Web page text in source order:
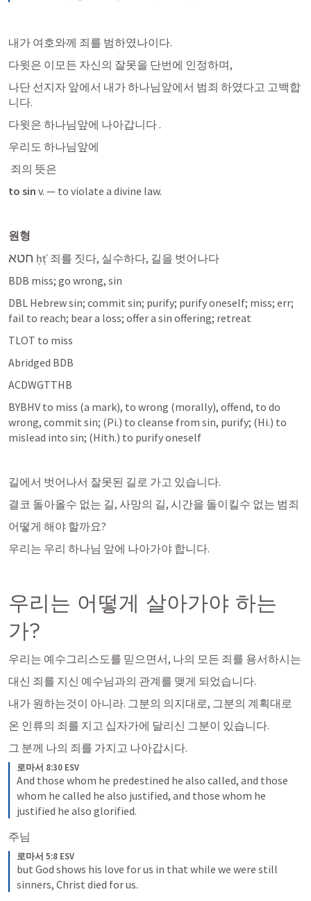
내가 여호와께 죄를 범하였나이다.
다윗은 이모든 자신의 잘못을 단번에 인정하며,
나단 선지자 앞에서 내가 하나님앞에서 범죄 하였다고 고백합
니다.
다윗은 하나님앞에 나아갑니다 .
우리도 하나님앞에
죄의 뜻은
to sin v. — to violate a divine law.
원형
חטא ḥṭʾ 죄를 짓다, 실수하다, 길을 벗어나다
BDB miss; go wrong, sin
DBL Hebrew sin; commit sin; purify; purify oneself; miss; err;
fail to reach; bear a loss; offer a sin offering; retreat
TLOT to miss
Abridged BDB
ACDWGTTHB
BYBHV to miss (a mark), to wrong (morally), offend, to do
wrong, commit sin; (Pi.) to cleanse from sin, purify; (Hi.) to
mislead into sin; (Hith.) to purify oneself
길에서 벗어나서 잘못된 길로 가고 있습니다.
결코 돌아올수 없는 길, 사망의 길, 시간을 돌이킬수 없는 범죄
어떻게 해야 할까요?
우리는 우리 하나님 앞에 나아가야 합니다.
우리는 어떻게 살아가야 하는
가?
우리는 예수그리스도를 믿으면서, 나의 모든 죄를 용서하시는
대신 죄를 지신 예수님과의 관계를 맺게 되었습니다.
내가 원하는것이 아니라. 그분의 의지대로, 그분의 계획대로
온 인류의 죄를 지고 십자가에 달리신 그분이 있습니다.
그 분께 나의 죄를 가지고 나아갑시다.
로마서 8:30 ESV
And those whom he predestined he also called, and those
whom he called he also justified, and those whom he
justified he also glorified.
주님
로마서 5:8 ESV
but God shows his love for us in that while we were still
sinners, Christ died for us.